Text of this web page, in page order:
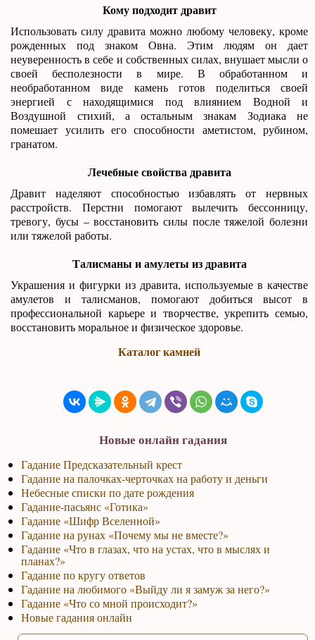
Кому подходит дравит
Использовать силу дравита можно любому человеку, кроме
рожденных под знаком Овна. Этим людям он дает
неуверенность в себе и собственных силах, внушает мысли о
своей бесполезности в мире. В обработанном и
необработанном виде камень готов поделиться своей
энергией с находящимися под влиянием Водной и
Воздушной стихий, а остальным знакам Зодиака не
помешает усилить его способности аметистом, рубином,
гранатом.
Лечебные свойства дравита
Дравит наделяют способностью избавлять от нервных
расстройств. Перстни помогают вылечить бессонницу,
тревогу, бусы – восстановить силы после тяжелой болезни
или тяжелой работы.
Талисманы и амулеты из дравита
Украшения и фигурки из дравита, используемые в качестве
амулетов и талисманов, помогают добиться высот в
профессиональной карьере и творчестве, укрепить семью,
восстановить моральное и физическое здоровье.
Каталог камней
Новые онлайн гадания
Гадание Предсказательный крест
Гадание на палочках-черточках на работу и деньги
Небесные списки по дате рождения
Гадание-пасьянс «Готика»
Гадание «Шифр Вселенной»
Гадание на рунах «Почему мы не вместе?»
Гадание «Что в глазах, что на устах, что в мыслях и
планах?»
Гадание по кругу ответов
Гадание на любимого «Выйду ли я замуж за него?»
Гадание «Что со мной происходит?»
Новые гадания онлайн